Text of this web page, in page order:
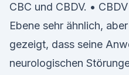
CBC und CBDV. •
Ebene sehr ähnlich,
gezeigt, dass seine
neurologischen